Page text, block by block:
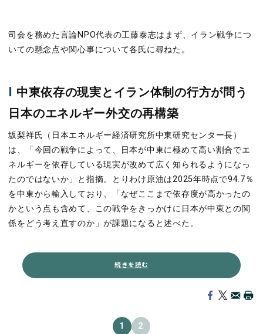
司会を務めた言論NPO代表の工藤泰志はまず、イラン戦争につ
いての懸念点や関心事について各氏に尋ねた。
I 中東依存の現実とイラン体制の行方が問う
日本のエネルギー外交の再構築
坂梨祥氏（日本エネルギー経済研究所中東研究センター長）
は、「今回の戦争によって、日本が中東に極めて高い割合でエ
ネルギーを依存している現実が改めて広く知られるようになっ
たのではないか」と指摘。とりわけ原油は2025年時点で94.7％
を中東から輸入しており、「なぜここまで依存度が高かったの
かという点も含めて、この戦争をきっかけに日本が中東との関
係をどう考え直すのか」が課題になると述べた。
続きを読む
1 2